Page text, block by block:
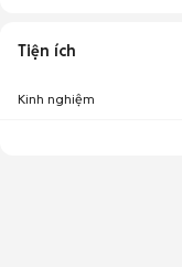
Tiện ích
Kinh nghiệm